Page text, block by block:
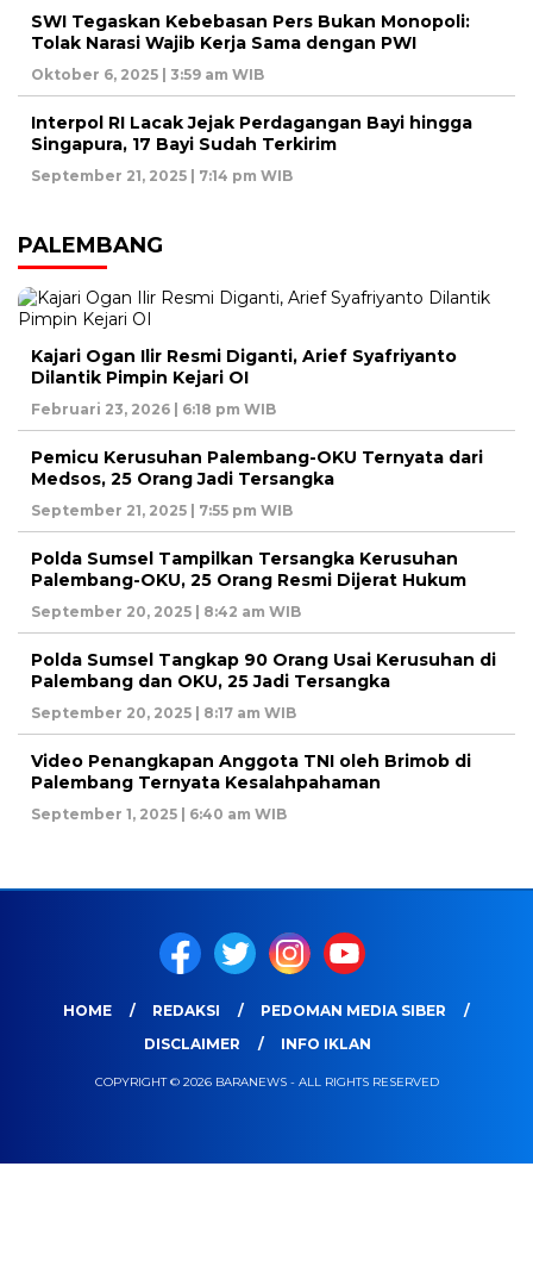
SWI Tegaskan Kebebasan Pers Bukan Monopoli:
Tolak Narasi Wajib Kerja Sama dengan PWI
Oktober 6, 2025 | 3:59 am WIB
Interpol RI Lacak Jejak Perdagangan Bayi hingga
Singapura, 17 Bayi Sudah Terkirim
September 21, 2025 | 7:14 pm WIB
PALEMBANG
Kajari Ogan Ilir Resmi Diganti, Arief Syafriyanto
Dilantik Pimpin Kejari OI
Februari 23, 2026 | 6:18 pm WIB
Pemicu Kerusuhan Palembang-OKU Ternyata dari
Medsos, 25 Orang Jadi Tersangka
September 21, 2025 | 7:55 pm WIB
Polda Sumsel Tampilkan Tersangka Kerusuhan
Palembang-OKU, 25 Orang Resmi Dijerat Hukum
September 20, 2025 | 8:42 am WIB
Polda Sumsel Tangkap 90 Orang Usai Kerusuhan di
Palembang dan OKU, 25 Jadi Tersangka
September 20, 2025 | 8:17 am WIB
Video Penangkapan Anggota TNI oleh Brimob di
Palembang Ternyata Kesalahpahaman
September 1, 2025 | 6:40 am WIB
HOME REDAKSI
PEDOMAN MEDIA SIBER
DISCLAIMER
INFO IKLAN
COPYRIGHT © 2026 BARANEWS - ALL RIGHTS RESERVED